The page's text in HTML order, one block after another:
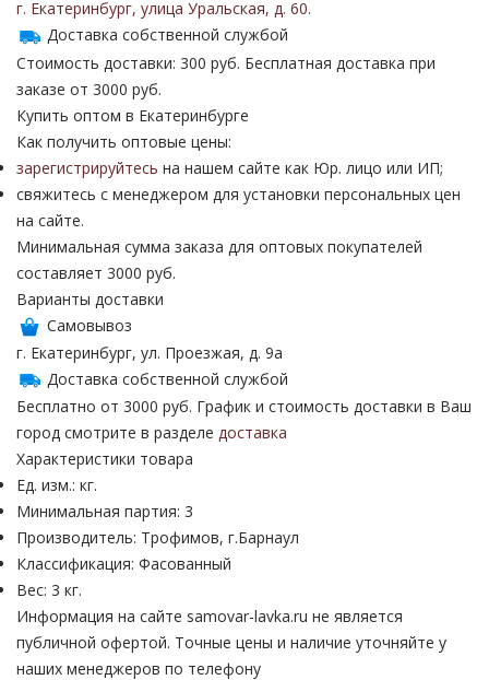
г. Екатеринбург, улица Уральская, д. 60.
Доставка собственной службой
Стоимость доставки: 300 руб. Бесплатная доставка при
заказе от 3000 руб.
Купить оптом в Екатеринбурге
Как получить оптовые цены:
зарегистрируйтесь на нашем сайте как Юр. лицо или ИП;
свяжитесь с менеджером для установки персональных цен
на сайте.
Минимальная сумма заказа для оптовых покупателей
составляет 3000 руб.
Варианты доставки
Самовывоз
г. Екатеринбург, ул. Проезжая, д. 9а
Доставка собственной службой
Бесплатно от 3000 руб. График и стоимость доставки в Ваш
город смотрите в разделе доставка
Характеристики товара
Ед. изм.: кг.
Минимальная партия: 3
Производитель: Трофимов, г.Барнаул
Классификация: Фасованный
Вес: 3 кг.
Информация на сайте samovar-lavka.ru не является
публичной офертой. Точные цены и наличие уточняйте у
наших менеджеров по телефону